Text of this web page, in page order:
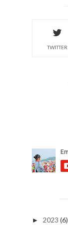
TWITTER
► 2023 (6)